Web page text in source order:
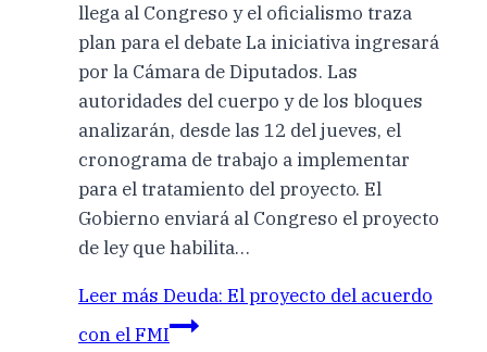
llega al Congreso y el oficialismo traza
plan para el debate La iniciativa ingresará
por la Cámara de Diputados. Las
autoridades del cuerpo y de los bloques
analizarán, desde las 12 del jueves, el
cronograma de trabajo a implementar
para el tratamiento del proyecto. El
Gobierno enviará al Congreso el proyecto
de ley que habilita…
Leer más Deuda: El proyecto del acuerdo
con el FMI